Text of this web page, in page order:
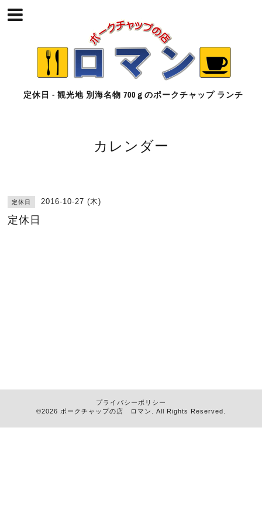
定休日 - 観光地 別海名物 700ｇのポークチャップ ランチ
カレンダー
定休日 2016-10-27 (木)
定休日
プライバシーポリシー
©2026 ポークチャップの店 ロマン . All Rights Reserved.